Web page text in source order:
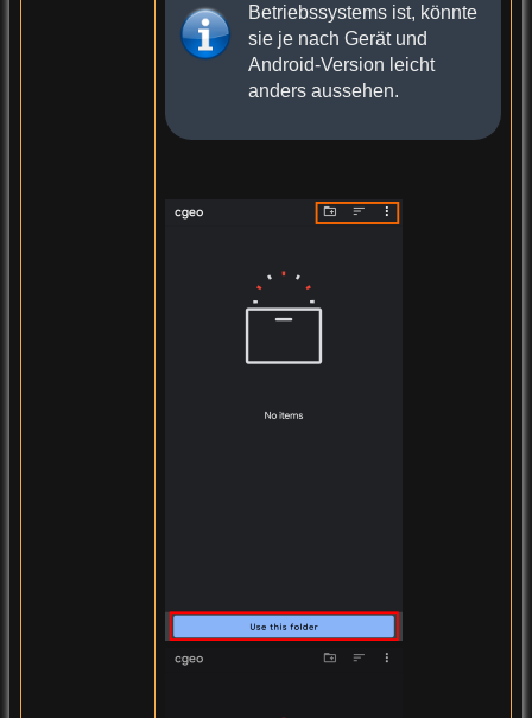
Betriebssystems ist, könnte
sie je nach Gerät und
Android-Version leicht
anders aussehen.